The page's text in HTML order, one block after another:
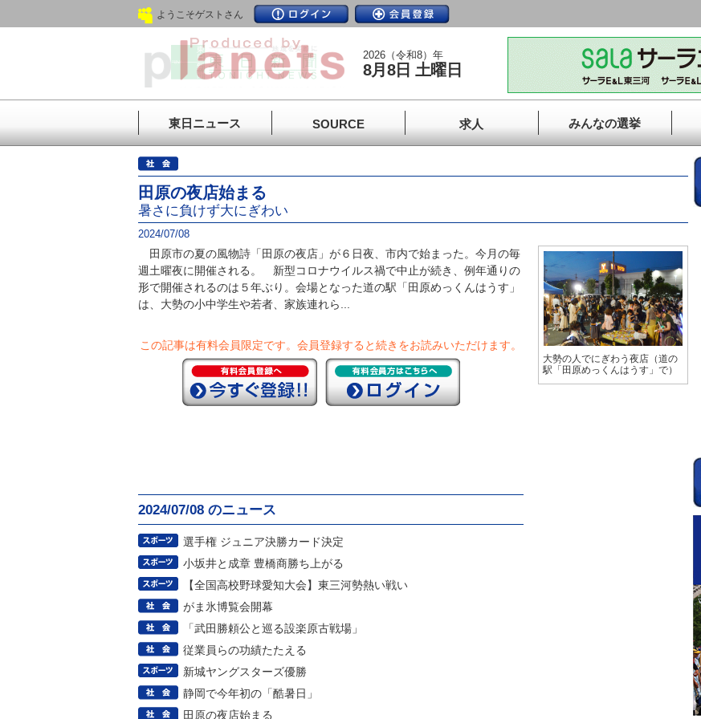
ようこそゲストさん
2026（令和8）年
8月8日 土曜日
東日ニュース SOURCE 求人 みんなの選挙
田原の夜店始まる
暑さに負けず大にぎわい
2024/07/08
田原市の夏の風物詩「田原の夜店」が６日夜、市内で始まった。今月の毎
週土曜夜に開催される。 新型コロナウイルス禍で中止が続き、例年通りの
形で開催されるのは５年ぶり。会場となった道の駅「田原めっくんはうす」
は、大勢の小中学生や若者、家族連れら...
この記事は有料会員限定です。 会員登録すると続きをお読みいただけます。
2024/07/08 のニュース
選手権 ジュニア決勝カード決定
小坂井と成章 豊橋商勝ち上がる
【全国高校野球愛知大会】東三河勢熱い戦い
がま氷博覧会開幕
「武田勝頼公と巡る設楽原古戦場」
従業員らの功績たたえる
新城ヤングスターズ優勝
静岡で今年初の「酷暑日」
田原の夜店始まる
大勢の人でにぎわう夜店（道の
駅「田原めっくんはうす」で）